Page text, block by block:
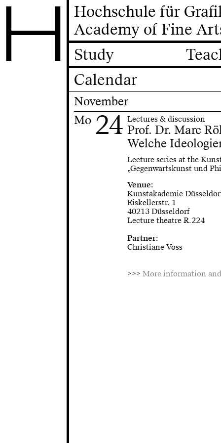
H
Hochschule für
Academy of Fine
Study
Calendar
November
Mo 24 Lectures & discussion
Prof. Dr. Marc
Welche
Lecture series at the
„Gegenwartskunst und
Venue:
Kunstakademie
Eiskellerstr. 1
40213 Düsseldorf
Lecture theatre R.224
Partner:
Christiane Voss
>>>More information